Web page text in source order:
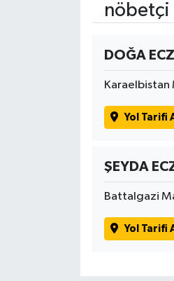
nöbetçi
DOĞA
Karaelbistan
Yol Tarifi
ŞEYDA
Battalgazi
Yol Tarifi